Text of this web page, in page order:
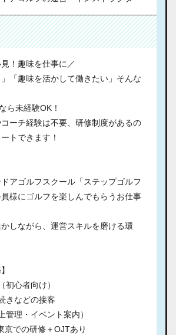
！趣味を仕事に／
」「趣味を活かして働きたい」そんな
ら未経験OK！
ーチ経験は不要、研修制度があるの
トできます！
アゴルフスクール「ステップゴルフ
様にゴルフを楽しんでもらうお仕事
しながら、運営スキルを磨ける環
初心者向け）
きなどの接客
管理・イベント案内）
での研修＋OJTあり